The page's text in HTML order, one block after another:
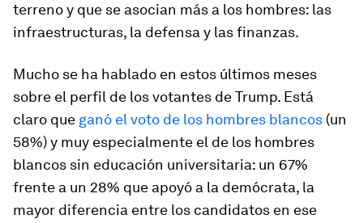
terreno y que se asocian más a los hombres: las
infraestructuras, la defensa y las finanzas.
Mucho se ha hablado en estos últimos meses
sobre el perfil de los votantes de Trump. Está
claro que ganó el voto de los hombres blancos (un
58%) y muy especialmente el de los hombres
blancos sin educación universitaria: un 67%
frente a un 28% que apoyó a la demócrata, la
mayor diferencia entre los candidatos en ese